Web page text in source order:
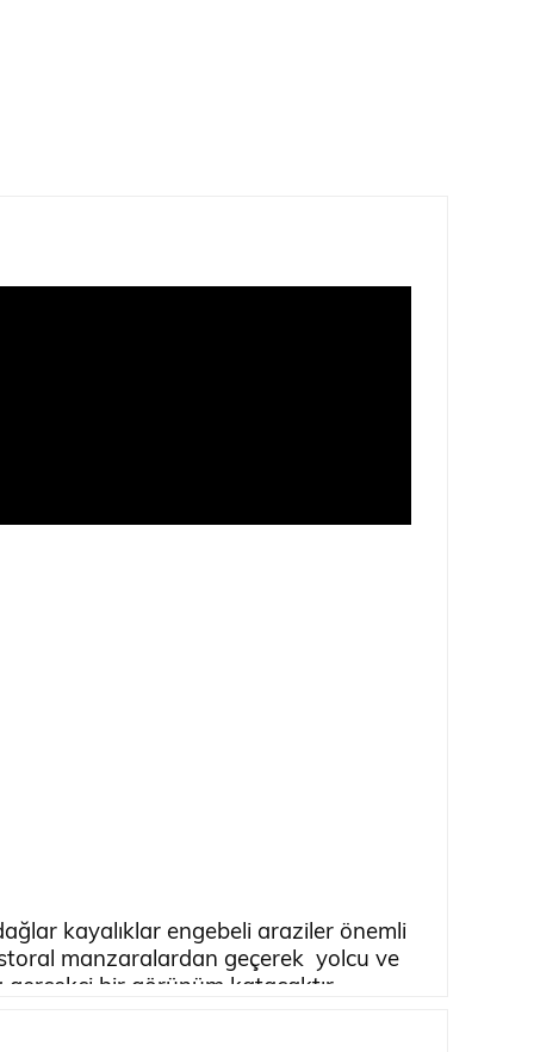
kayalıklar engebeli araziler önemli
manzaralardan geçerek yolcu ve
gerçekçi bir görünüm katacaktır